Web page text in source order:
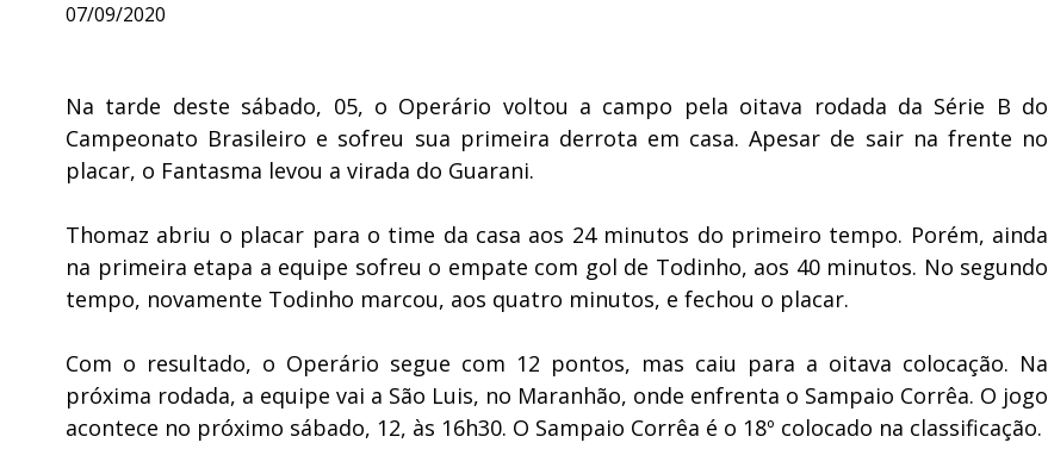
07/09/2020
Na tarde deste sábado, 05, o Operário voltou a campo pela oitava rodada da Série B do
Campeonato Brasileiro e sofreu sua primeira derrota em casa. Apesar de sair na frente no
placar, o Fantasma levou a virada do Guarani.
Thomaz abriu o placar para o time da casa aos 24 minutos do primeiro tempo. Porém, ainda
na primeira etapa a equipe sofreu o empate com gol de Todinho, aos 40 minutos. No segundo
tempo, novamente Todinho marcou, aos quatro minutos, e fechou o placar.
Com o resultado, o Operário segue com 12 pontos, mas caiu para a oitava colocação. Na
próxima rodada, a equipe vai a São Luis, no Maranhão, onde enfrenta o Sampaio Corrêa. O jogo
acontece no próximo sábado, 12, às 16h30. O Sampaio Corrêa é o 18º colocado na classificação.